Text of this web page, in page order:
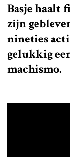
Basje haalt
zijn
nineties
gelukkig
machismo.